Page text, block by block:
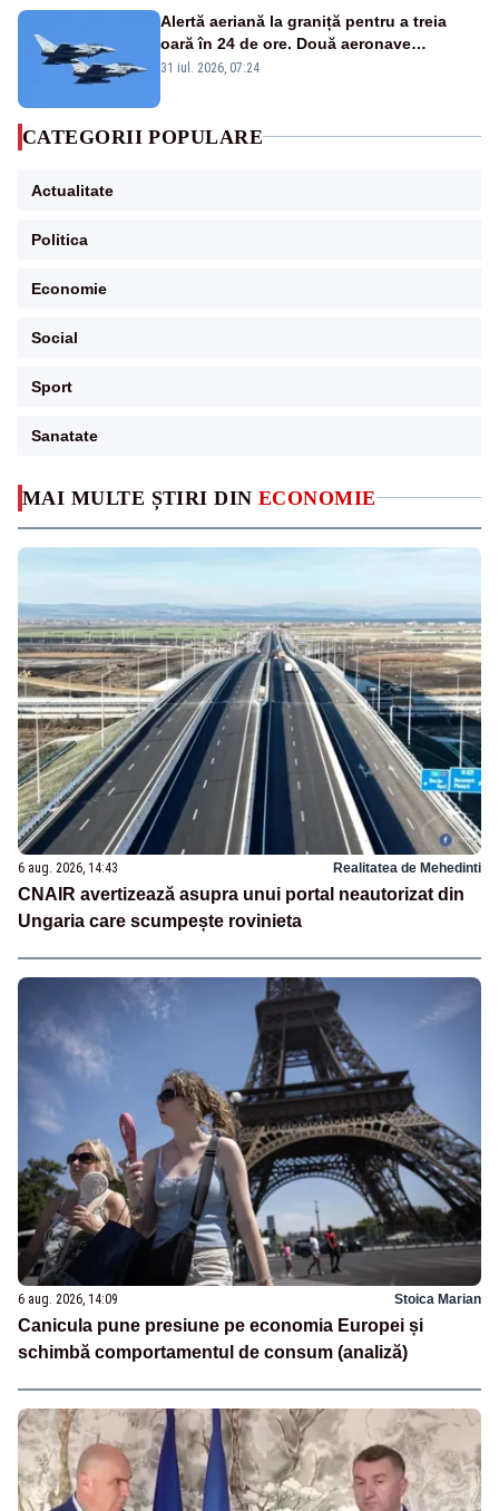
MAI MULTE ȘTIRI DIN ECONOMIE
6 aug. 2026, 14:43 Realitatea de Mehedinti
CNAIR avertizează asupra unui portal neautorizat din
Ungaria care scumpește rovinieta
6 aug. 2026, 14:09 Stoica Marian
Canicula pune presiune pe economia Europei și
schimbă comportamentul de consum (analiză)
Alertă aeriană la graniță pentru a treia
oară în 24 de ore. Două aeronave
Eurofighter britanice au fost ridicate de la
31 iul. 2026, 07:24
CATEGORII POPULARE
Actualitate
Politica
Economie
Social
Sport
Sanatate